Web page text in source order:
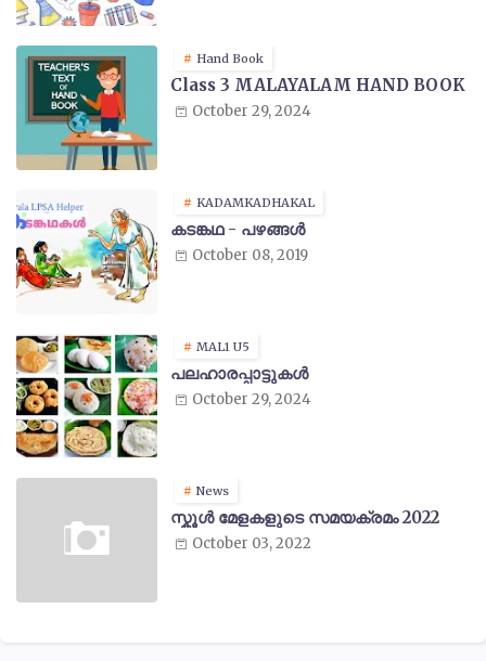
Hand Book
Class 3 MALAYALAM HAND BOOK
October 29, 2024
KADAMKADHAKAL
കടങ്കഥ - പഴങ്ങൾ
October 08, 2019
MAL1 U5
പലഹാരപ്പാട്ടുകൾ
October 29, 2024
News
സ്കൂൾ മേളകളുടെ സമയക്രമം 2022
October 03, 2022